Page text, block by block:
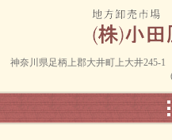
神奈川県足柄上郡大井町上大井245-